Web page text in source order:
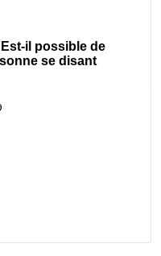
il possible de
se disant